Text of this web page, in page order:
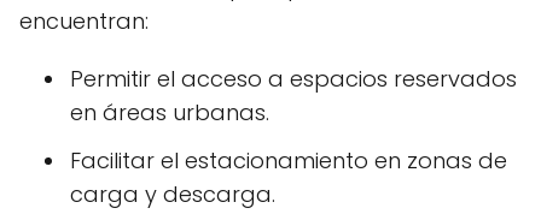
encuentran:
Permitir el acceso a espacios reservados
en áreas urbanas.
Facilitar el estacionamiento en zonas de
carga y descarga.